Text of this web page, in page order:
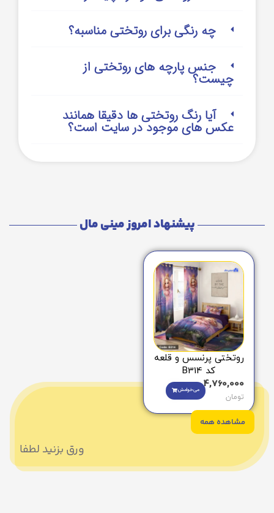
چه رنگی برای روتختی مناسبه؟
جنس پارچه های روتختی از
چیست؟
آیا رنگ روتختی ها دقیقا همانند
عکس های موجود در سایت است؟
پیشنهاد امروز مینی مال
روتختی پرنسس و قلعه
کد B314
4,760,000
تومان
می‌خوامش
مشاهده همه
ورق بزنید لطفا